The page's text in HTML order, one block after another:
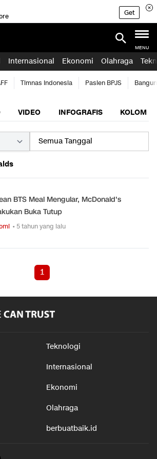
Get
MENU
Internasional Ekonomi Olahraga
Timnas Indonesia Pasien BPJS
VIDEO INFOGRAFIS KOLOM
BTS Meal Mengular, McDonald's
Buka Tutup
• 5 tahun yang lalu
1
Teknologi
Internasional
Ekonomi
Olahraga
berbuatbaik.id